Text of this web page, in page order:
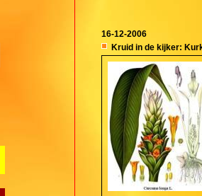
loopkm's 2012: 125,1 km
16-12-2006
Kruid in de kijker: